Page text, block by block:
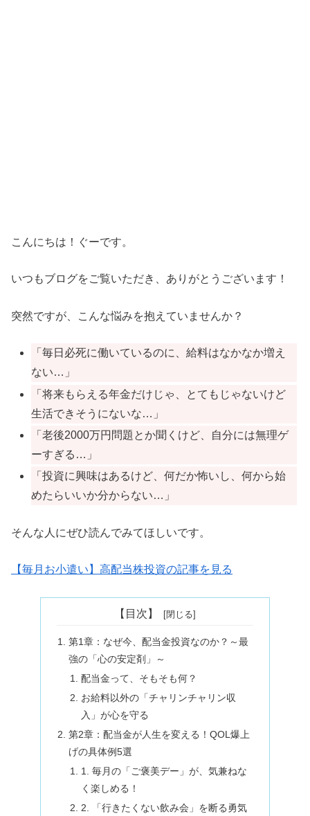
こんにちは！ぐーです。
いつもブログをご覧いただき、ありがとうございます！
突然ですが、こんな悩みを抱えていませんか？
「毎日必死に働いているのに、給料はなかなか増え
ない…」
「将来もらえる年金だけじゃ、とてもじゃないけど
生活できそうにないな…」
「老後2000万円問題とか聞くけど、自分には無理ゲ
ーすぎる…」
「投資に興味はあるけど、何だか怖いし、何から始
めたらいいか分からない…」
そんな人にぜひ読んでみてほしいです。
【毎月お小遣い】高配当株投資の記事を見る
【目次】
第1章：なぜ今、配当金投資なのか？～最
強の「心の安定剤」～
配当金って、そもそも何？
お給料以外の「チャリンチャリン収
入」が心を守る
第2章：配当金が人生を変える！QOL爆上
げの具体例5選
1. 毎月の「ご褒美デー」が、気兼ねな
く楽しめる！
2. 「行きたくない飲み会」を断る勇気